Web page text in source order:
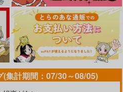
(集計期間：07/30～08/05)